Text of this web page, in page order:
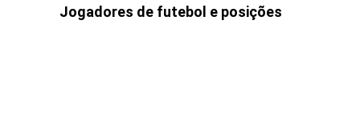
Jogadores de futebol e posições